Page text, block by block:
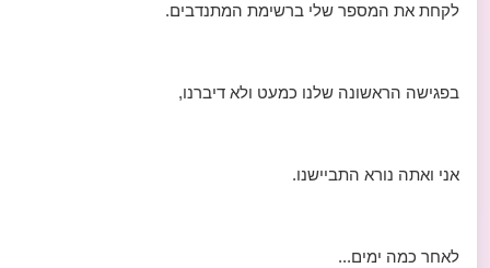
לקחת את המספר שלי ברשימת המתנדבים.
בפגישה הראשונה שלנו כמעט ולא דיברנו,
אני ואתה נורא התביישנו.
לאחר כמה ימים...